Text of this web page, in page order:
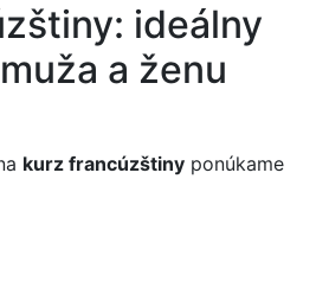
ideálny
a ženu
kurz francúzštiny ponúkame